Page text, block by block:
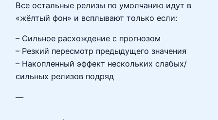
Все остальные релизы по умолчанию идут в
«жёлтый фон» и всплывают только если:
– Сильное расхождение с прогнозом
– Резкий пересмотр предыдущего значения
– Накопленный эффект нескольких слабых/
сильных релизов подряд
—